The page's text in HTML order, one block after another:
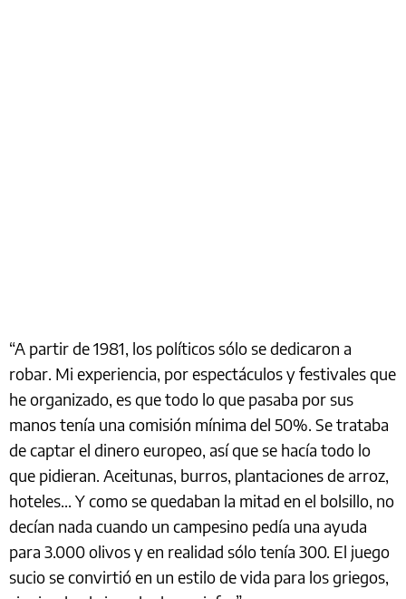
“A partir de 1981, los políticos sólo se dedicaron a
robar. Mi experiencia, por espectáculos y festivales que
he organizado, es que todo lo que pasaba por sus
manos tenía una comisión mínima del 50%. Se trataba
de captar el dinero europeo, así que se hacía todo lo
que pidieran. Aceitunas, burros, plantaciones de arroz,
hoteles... Y como se quedaban la mitad en el bolsillo, no
decían nada cuando un campesino pedía una ayuda
para 3.000 olivos y en realidad sólo tenía 300. El juego
sucio se convirtió en un estilo de vida para los griegos,